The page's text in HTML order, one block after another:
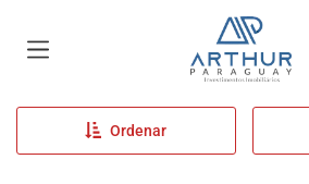
Página inicial
Ordenar